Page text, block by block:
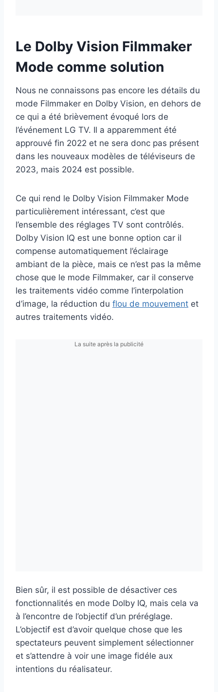
Le Dolby Vision Filmmaker
Mode comme solution
Nous ne connaissons pas encore les détails du
mode Filmmaker en Dolby Vision, en dehors de
ce qui a été brièvement évoqué lors de
l’événement LG TV. Il a apparemment été
approuvé fin 2022 et ne sera donc pas présent
dans les nouveaux modèles de téléviseurs de
2023, mais 2024 est possible.
Ce qui rend le Dolby Vision Filmmaker Mode
particulièrement intéressant, c’est que
l’ensemble des réglages TV sont contrôlés.
Dolby Vision IQ est une bonne option car il
compense automatiquement l’éclairage
ambiant de la pièce, mais ce n’est pas la même
chose que le mode Filmmaker, car il conserve
les traitements vidéo comme l’interpolation
d’image, la réduction du flou de mouvement et
autres traitements vidéo.
La suite après la publicité
Bien sûr, il est possible de désactiver ces
fonctionnalités en mode Dolby IQ, mais cela va
à l’encontre de l’objectif d’un préréglage.
L’objectif est d’avoir quelque chose que les
spectateurs peuvent simplement sélectionner
et s’attendre à voir une image fidéle aux
intentions du réalisateur.